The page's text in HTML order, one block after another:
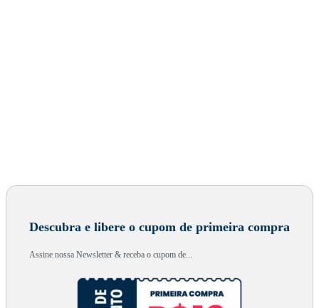
Descubra e libere o cupom de primeira compra
Assine nossa Newsletter & receba o cupom de...